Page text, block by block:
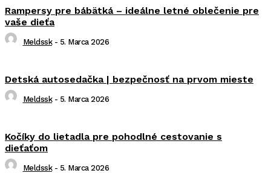
Rampersy pre bábätká – ideálne letné oblečenie pre
vaše dieťa
Meldssk - 5. Marca 2026
Detská autosedačka | bezpečnosť na prvom mieste
Meldssk - 5. Marca 2026
Kočíky do lietadla pre pohodlné cestovanie s
dieťaťom
Meldssk - 5. Marca 2026